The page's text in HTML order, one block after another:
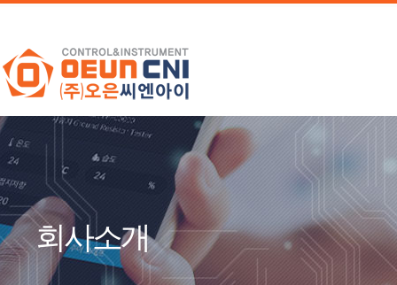
회사소개